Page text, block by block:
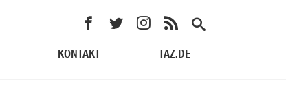
KONTAKT TAZ.DE